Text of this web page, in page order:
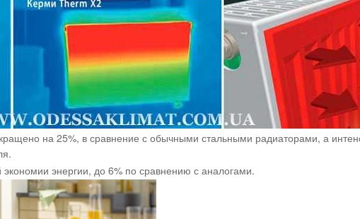
на 25%, в сравнение с обычными стальными радиаторами, а
энергии, до 6% по сравнению с аналогами.